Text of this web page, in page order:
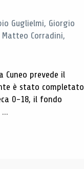
Guglielmi, Giorgio
Corradini,
prevede il
è stato completato
0-18, il fondo